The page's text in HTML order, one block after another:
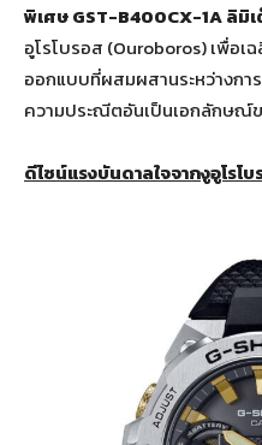
พิเศษGST-B400CX-1A ลิมิ
อูโรโบรอส (Ouroboros) เพื่อเ
ออกแบบที่ผสมผสานระหว่างกา
ความประณีตอันเป็นเอกลักษณ์ข
ดีไซน์แรงบันดาลใจจากงูอูโรโ